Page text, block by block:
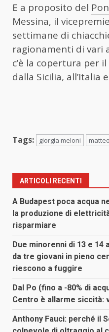
E a proposito del
Messina, il
settimane di
ragionamenti di vari
c’è la copertura per
dalla Sicilia, all’Italia
Tags: giorgia meloni
ARTICOLI RECENTI
A Budapest poca acqua
la produzione di
risparmiare
Due minorenni di 13 e
da tre giovani in pieno
riescono a fuggire
Dal Po (fino a -80% di
Centro è allarme siccità:
Anthony Fauci: perché il